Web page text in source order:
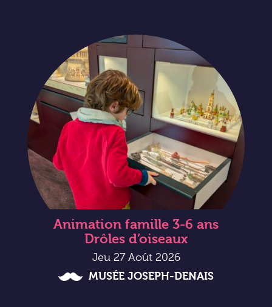
Animation famille 3-6 ans
Drôles d’oiseaux
Jeu 27 Août 2026
MUSÉE JOSEPH-DENAIS